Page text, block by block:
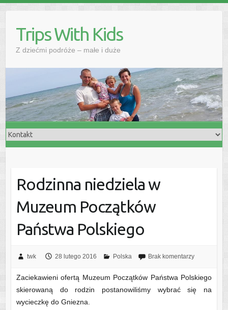
Trips With Kids
Z dziećmi podróże – małe i duże
Rodzinna niedziela w
Muzeum Początków
Państwa Polskiego
twk 28 lutego 2016 Polska Brak komentarzy
Zaciekawieni ofertą Muzeum Początków Państwa Polskiego
skierowaną do rodzin postanowiliśmy wybrać się na
wycieczkę do Gniezna.